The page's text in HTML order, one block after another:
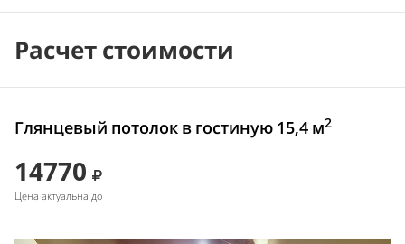
Расчет стоимости
Глянцевый потолок в гостиную 15,4 м2
14770
Цена актуальна до